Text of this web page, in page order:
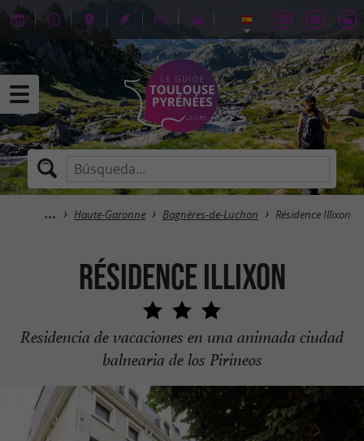
Haute-Garonne Bagnères-de-Luchon Résidence Illixon
Résidence Illixon
Residencia de vacaciones en una animada ciudad
balnearia de los Pirineos